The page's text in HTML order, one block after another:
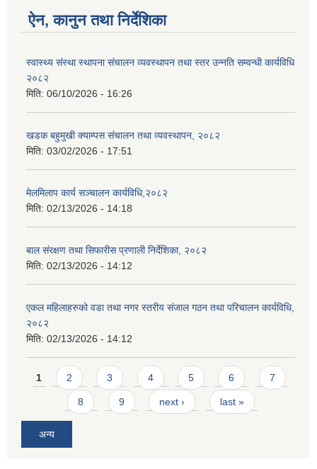
ऐन, कानुन तथा निर्देशिका
स्वास्थ्य संस्था स्थापना संचालन व्यवस्थापन तथा स्तर उन्नति सम्वन्धी कार्यविधि
२०८२
मिति: 06/10/2026 - 16:26
खडक बहुमुखी क्याम्पस संचालन तथा व्यवस्थापन, २०८२
मिति: 03/02/2026 - 17:51
मेलमिलाप कार्य सञ्चालन कार्यविधि,२०८२
मिति: 02/13/2026 - 14:18
बाल संरक्षण तथा सिफारीस प्रणाली निर्देशिका, २०८२
मिति: 02/13/2026 - 14:12
एकल महिलाहरुको वडा तथा नगर स्तरीय संजाल गठन तथा परिचालन कार्यविधि,
२०८२
मिति: 02/13/2026 - 14:12
Pages
1 2 3 4 5 6 7
8 9 next › last »
अन्य